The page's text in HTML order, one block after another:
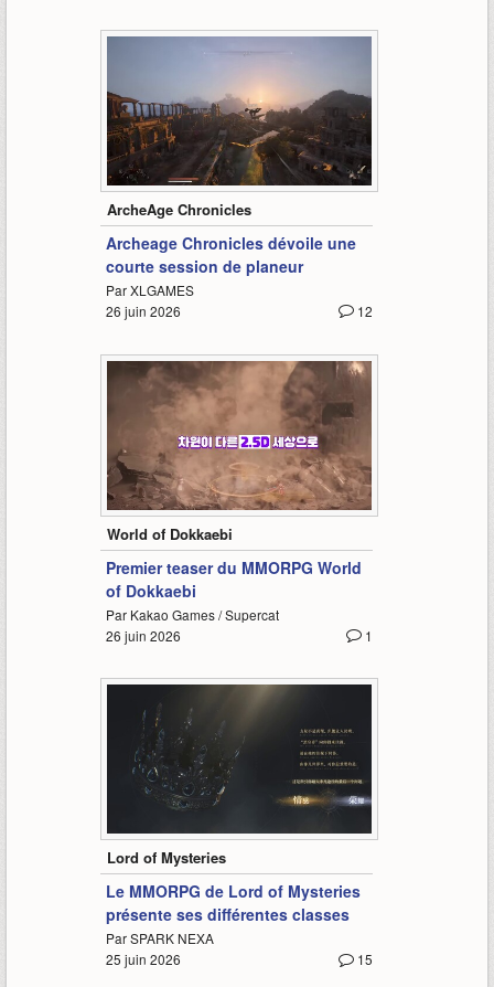
0:26
ArcheAge Chronicles
Archeage Chronicles dévoile une
courte session de planeur
Par XLGAMES
12
26 juin 2026
0:19
World of Dokkaebi
Premier teaser du MMORPG World
of Dokkaebi
Par Kakao Games / Supercat
1
26 juin 2026
Lord of Mysteries
Le MMORPG de Lord of Mysteries
présente ses différentes classes
Par SPARK NEXA
15
25 juin 2026